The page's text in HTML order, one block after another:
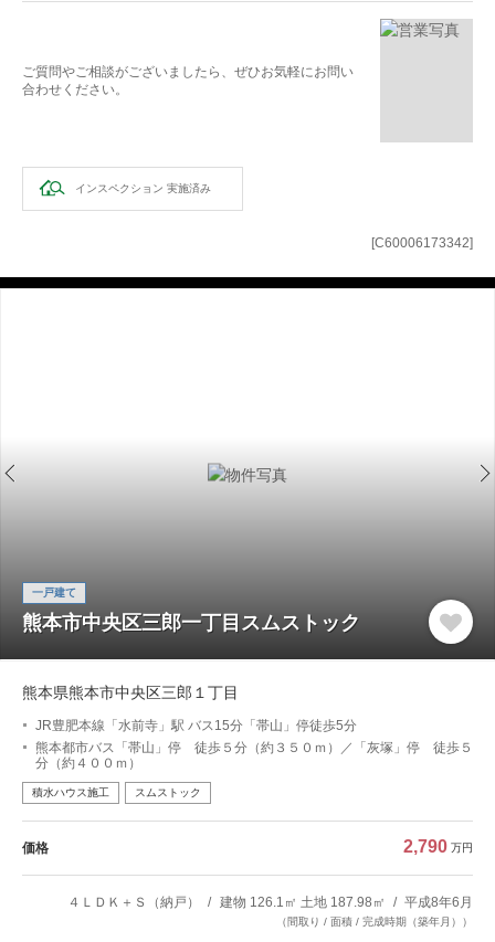
インスペクション 実施済み
[C60006173342]
ご質問やご相談がございましたら、ぜひお気軽にお問い
合わせください。
一戸建て
熊本市中央区三郎一丁目スムストック
熊本県熊本市中央区三郎１丁目
JR豊肥本線「水前寺」駅 バス15分「帯山」停徒歩5分
熊本都市バス「帯山」停 徒歩５分（約３５０ｍ）／「灰塚」停 徒歩５
分（約４００ｍ）
積水ハウス施工 スムストック
価格 2,790 万円
４ＬＤＫ＋Ｓ（納戸） 建物 126.1㎡ 土地 187.98㎡ 平成8年6月
（間取り / 面積 / 完成時期（築年月））